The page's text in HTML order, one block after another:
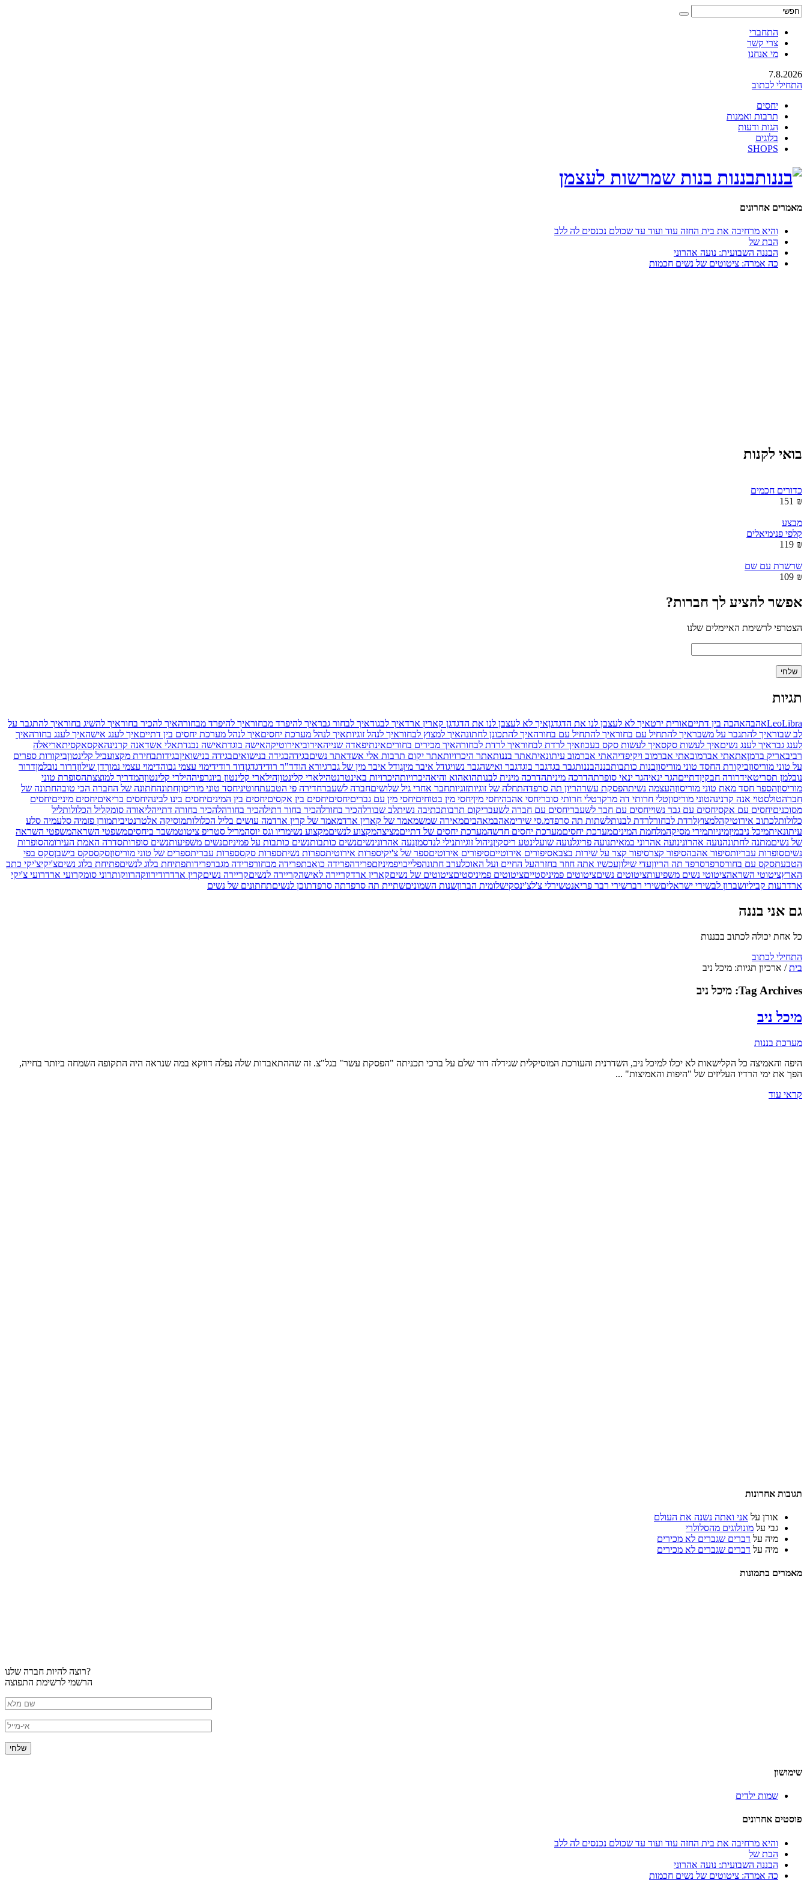
התחברי
צרי קשר
מי אנחנו
7.8.2026
התחילי לכתוב
יחסים
תרבות ואמנות
הגות ודעות
בלוגים
SHOPS
בננות בנות שמרשות לעצמן
מאמרים אחרונים
והיא מרחיבה את בית החזה עוד ועוד עד שכולם נכנסים לה ללב
הבת של
הבננה השבועית: נועה אהרוני
כה אמרה: ציטוטים של נשים חכמות
בואי לקנות
כדורים חכמים
₪ 151
מבצע
קלפי פנימיאלים
₪ 119
שרשרת עם שם
₪ 109
אפשר להציע לך חברות?
הצטרפי לרשימת האיימלים שלנו
תגיות
LeoLibra אהבהאהבה בין דתייםאורית ירטאיך לא לעצבן לנו את הדגדגןאיך לא לעצבן לנו את הדגדגן קארין ארדאיך לבגודאיך לבחור גבראיך להיפרד מבחוראיך להיפרד מבחורהאיך להכיר בחוראיך להשיג בחוראיך להתגבר על
לב שבוראיך להתגבר על משבראיך להתחיל עם בחוראיך להתחיל עם בחורהאיך להתכונן לחתונהאיך למצוץ לבחוראיך לנהל זוגיותאיך לנהל מערכת יחסיםאיך לנהל מערכת יחסים בין דתייםאיך לענג אישהאיך לענג בחורהאיך
לענג גבראיך לענג נשיםאיך לעשות סקסאיך לעשות סקס בעכוזאיך לרדת לבחוראיך לרדת לבחורהאיך מכירים בחוריםאינתיפאדה שנייהאירוביאירוטיקהאישה בוגדתאישה נבגדתאלי אשדאנה קרנינהאקסאקסיתאריאלה
רביבאריק ברמןאתאתי אברמובאתי אברמוב ויקיפדיהאתי אברמוב עיתונאיתאתר בננותאתר היכרויותאתר יקום תרבות אלי אשדאתר נשיםבגידהבגידה בנישואיםבגידה בנישואיןבגידותבחירת מקצועביל קלינטוןביקורות ספרים
על טוני מוריסוןביקורת החסד טוני מוריסוןבנות כותבותבננהבננותגבר בגדגבר בוגדגבר ואישהגבר נשויגודל איבר מיןגודל איבר מין של גברגיורא הודד"ר רודידגדגןדוד רודידימוי עצמי גבוהדימוי עצמי נמוךדן שילוןדרור נובלמןדרור
נובלמן תסריטאידרורה חבקיןדתייםהגר ינאיהגר ינאי סופרתהדרכה מיניתהדרכה מינית לבנותהואהוא והיאהיכרויותהיכרויות באינטרנטהילארי קלינטוןהילארי קלינטון ביוגרפיההילרי קלינטוןהמדריך למוצצתהסופרת טוני
מוריסוןהספר חסד מאת טוני מוריסוןהעצמה נשיתהפסקת עשרהריון תה סרפדהתחלה של זוגיותזוגיותחבר אחרי גיל שלושיםחברה לשעברחדירה פי הטבעתחוטיניחסד טוני מוריסוןחתונהחתונה של החברה הכי טובהחתונה של
חברהטולסטוי אנה קרנינהטוני מוריסוןטלי חרותי דה מרקרטלי חרותי סובריחסי אהבהיחסי מיןיחסי מין בטוחיםיחסי מין עם גבריםיחסיםיחסים בין אקסיםיחסים בין המיניםיחסים בינו לבינהיחסים בריאיםיחסים מינייםיחסים
מסוכניםיחסים עם אקסיחסים עם גבר נשוייחסים עם חבר לשעבריחסים עם חברה לשעבריקום תרבותכתיבה נשיתלב שבורלהכיר בחורלהכיר בחור דתילהכיר בחורהלהכיר בחורה דתייהליאורה סומקליל הכלולותליל
כלולותלכתוב אירוטיקהלמצוץלרדת לבחורלרדת לבנותלשתות תה סרפדמ.סי שירימאהבמאהביםמאירה שמשמאמר של קארין ארדמאמר של קרין ארדמה עושים בליל הכלולותמוסיקה אלטרנטיביתמורן פזמיה סלעמיה סלע
עיתונאיתמיכל ניבמיןמיניותמירי מסיקהמלחמת המיניםמערכת יחסיםמערכת יחסים חדשהמערכת יחסים של דתייםמציצהמקצוע לנשיםמקצוע נשימריו וגס יוסהמריל סטריפ ציטוטמשבר ביחסיםמשפטי השראהמשפטי השראה
של נשיםמתנה לחתונהנועה אהרונינועה אהרוני במאיתנועה פריגלנועה שועלינטע ריסקיןניהול זוגיותנילי לנדסמןנעה אהרונינשיםנשים כותבותנשים כותבות על פמיניזםנשים משפיעותנשים סופרותסדרה האמת העירומהסופרות
נשיםסופרות עבריותסיפור אהבהסיפור קצרסיפור קצר על שירות בצבאסיפורים אירוטייםסיפורים אירוטיםספר של צ'יקיספרות אירוטיתספרות נשיתספרות סקסספרות עבריתספרים של טוני מוריסוןסקססקס בישבןסקס בפי
הטבעתסקס עם בחורסרפדסרפד תה הריוןעדי שילוןעכשיו אתה חוזר בחזרהעל החיים ועל האוכלערב חתונהפלייבויפמיניזםפרידהפרידה כואבתפרידה מבחורפרידה מגברפרידותפתיחת בלוג לנשיםפתיחת בלוג נשיםצ'יקיצ'יקי כתב
הארץציטוטי השראהציטוטי נשים משפיעותציטוטים נשיםציטוטים פמיניסטייםציטוטים פמיניסטיםציטוטים של נשיםקארין ארדקריירה לאישהקריירה לנשיםקריירה נשיםקרין ארדרודירווקהרווקותרוני סומקרועי ארדרועי צ'יקי
ארדרעות קביליושברון לבשירי ישראליםשירי רברשירי רבר פריאנטשירלי צ'לצ'ינסקישלומית הברוןשנות השמוניםשתיית תה סרפדתה סרפדתוכן לנשיםתחתונים של נשים
גם אני בננה
כל אחת יכולה לכתוב בבננות
התחילי לכתוב
בית/ ארכיון תגיות: מיכל ניב
Tag Archives: מיכל ניב
מיכל ניב
מערכת בננות
היפה והאמיצה כל הקלישאות לא יכלו למיכל ניב, השדרנית והעורכת המוסיקלית שגידלה דור שלם על ברכי תכניתה "הפסקת עשר" בגל"צ. זה שההתאבדות שלה נפלה דווקא במה שנראה היה התקופה השמחה ביותר בחייה,
הפך את ימי הרדיו העליזים של "היפות והאמיצות" ...
קראי עוד
תגובות אחרונות
אורן על אני ואתה נשנה את העולם
גבי על מונולוגים מהסלולרי
מיה על דברים שגברים לא מכירים
מיה על דברים שגברים לא מכירים
מאמרים בתמונות
רוצה להיות חברה שלנו?
הרשמי לרשימת התפוצה
שימושון
שמות ילדים
פוסטים אחרונים
והיא מרחיבה את בית החזה עוד ועוד עד שכולם נכנסים לה ללב
הבת של
הבננה השבועית: נועה אהרוני
כה אמרה: ציטוטים של נשים חכמות